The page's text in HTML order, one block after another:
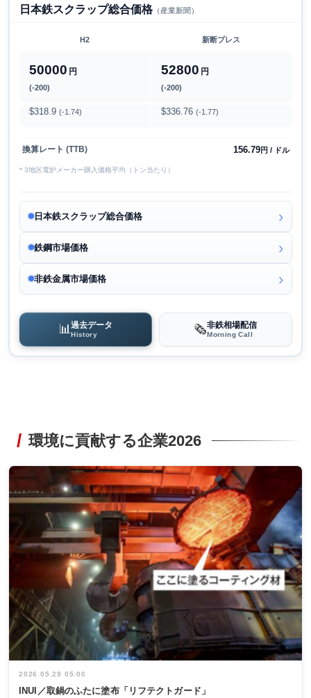
日本鉄スクラップ総合価格（産業新聞）
H2 新断プレス
50000 円
(-200)
52800 円
(-200)
$318.9 (-1.74) $336.76 (-1.77)
換算レート (TTB) 156.79円 / ドル
* 3地区電炉メーカー購入価格平均（トン当たり）
日本鉄スクラップ総合価格
鉄鋼市場価格
非鉄金属市場価格
📊過去データ
History 🗞️非鉄相場配信
Morning Call
環境に貢献する企業2026
2026.05.29 05:00
INUI／取鍋のふたに塗布「リフテクトガード」